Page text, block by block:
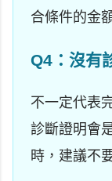
合條件的金
Q4：沒有
不一定代表
診斷證明會
時，建議不